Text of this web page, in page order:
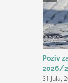
Poziv
2026/
31 Jula,